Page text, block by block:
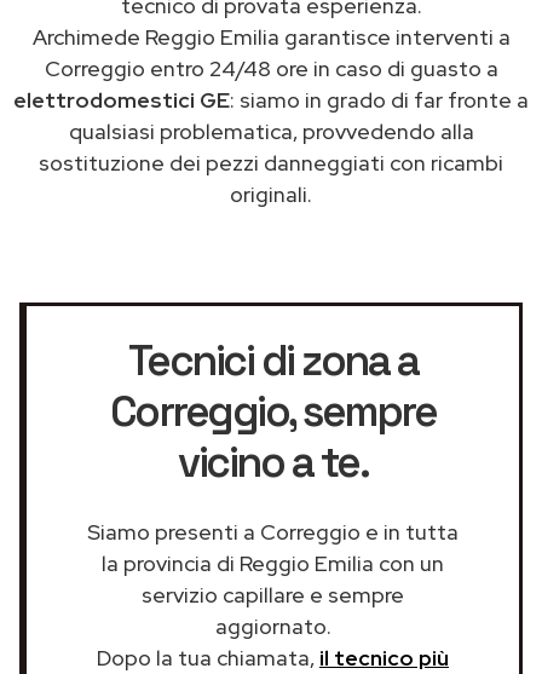
tecnico di provata esperienza.
Archimede Reggio Emilia garantisce interventi a
Correggio entro 24/48 ore in caso di guasto a
elettrodomestici GE: siamo in grado di far fronte a
qualsiasi problematica, provvedendo alla
sostituzione dei pezzi danneggiati con ricambi
originali.
Tecnici di zona a
Correggio, sempre
vicino a te.
Siamo presenti a Correggio e in tutta
la provincia di Reggio Emilia con un
servizio capillare e sempre
aggiornato.
Dopo la tua chiamata, il tecnico più